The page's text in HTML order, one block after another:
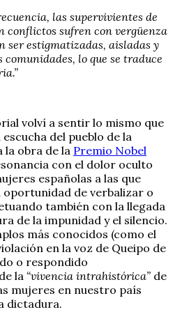
las supervivientes de
conflictos sufren con vergüenza
ser estigmatizadas, aisladas y
comunidades, lo que se traduce
volví a sentir lo mismo que
del pueblo de la
la obra de la Premio Nobel
con el dolor oculto
españolas a las que
de verbalizar o
también con la llegada
de la impunidad y el silencio.
más conocidos (como el
en la voz de Queipo de
o respondido
la “vivencia intrahistórica” de
mujeres en nuestro país
dictadura.